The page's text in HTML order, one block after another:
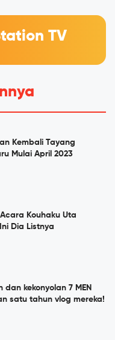
TV
Kembali Tayang
Mulai April 2023
Kouhaku Uta
Dia Listnya
kekonyolan 7 MEN
satu tahun vlog mereka!